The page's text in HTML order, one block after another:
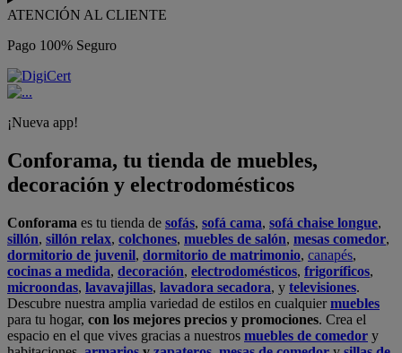
ATENCIÓN AL CLIENTE
Pago 100% Seguro
¡Nueva app!
Conforama, tu tienda de muebles,
decoración y electrodomésticos
Conforama es tu tienda de sofás, sofá cama, sofá chaise longue,
sillón, sillón relax, colchones, muebles de salón, mesas comedor,
dormitorio de juvenil, dormitorio de matrimonio, canapés,
cocinas a medida, decoración, electrodomésticos, frigoríficos,
microondas, lavavajillas, lavadora secadora, y televisiones.
Descubre nuestra amplia variedad de estilos en cualquiermuebles
para tu hogar, con los mejores precios y promociones. Crea el
espacio en el que vives gracias a nuestros muebles de comedor y